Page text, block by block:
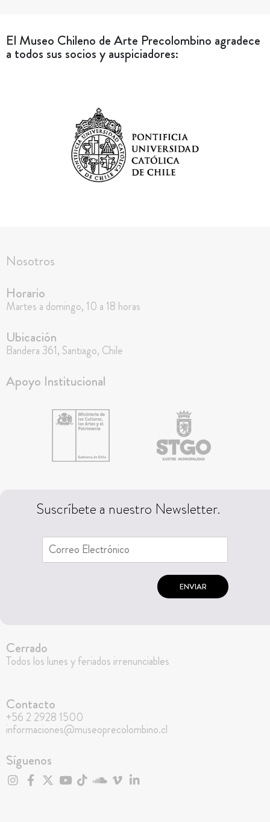
El Museo Chileno de Arte Precolombino agradece
a todos sus socios y auspiciadores:
Nosotros
Horario
Martes a domingo, 10 a 18 horas
Ubicación
Bandera 361, Santiago, Chile
Apoyo Institucional
Suscríbete a nuestro Newsletter.
ENVIAR
Cerrado
Todos los lunes y feriados irrenunciables
Contacto
+56 2 2928 1500
informaciones@museoprecolombino.cl
Síguenos